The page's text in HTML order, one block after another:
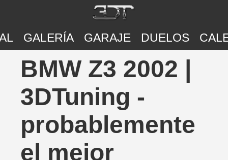
GALERÍA GARAJE DUELOS
BMW Z3 2002 |
3DTuning -
probablemente
el mejor